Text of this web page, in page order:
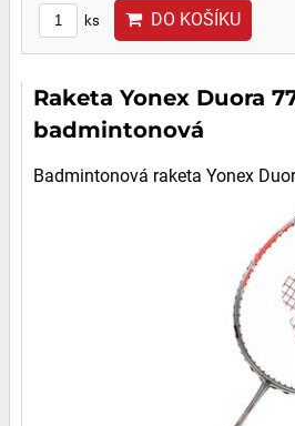
ks DO KOŠÍKU
Raketa Yonex Duora
badmintonová
Badmintonová raketa Yonex